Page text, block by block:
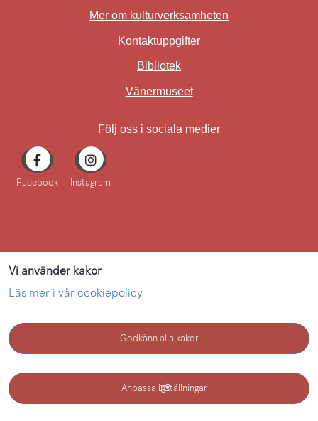
Vi använder kakor
Läs mer i vår cookiepolicy
Godkänn alla kakor
Anpassa inställningar
Mer om kulturverksamheten
Kontaktuppgifter
Bibliotek
VänermuseetLänk till annan
Följ oss i sociala medier
Facebook Instagram
Kultur i Lidköping - en webbplats inom Lidköping kommun